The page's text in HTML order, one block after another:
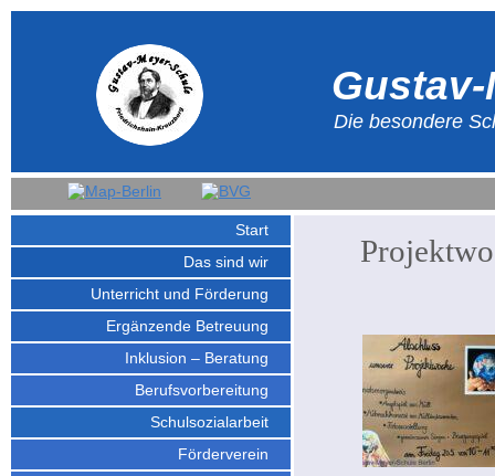
Start
Das sind wir
Unterricht und Förderung
Ergänzende Betreuung
Inklusion – Beratung
Berufsvorbereitung
Schulsozialarbeit
Förderverein
Die besondere